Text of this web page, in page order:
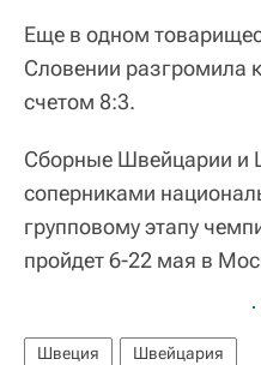
Еще в одном
Словении разгромила
счетом 8:3.
Сборные Швейцарии и
соперниками
групповому этапу
пройдет 6-22 мая в
Швеция Швейцария